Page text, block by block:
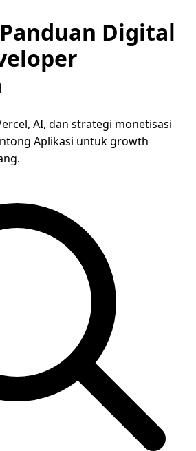
Digital
AI, dan strategi monetisasi
Aplikasi untuk growth